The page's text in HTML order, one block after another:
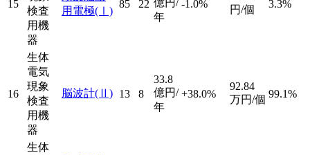
15
検査
用機
器
用電極(Ⅰ)
85 22 億円/
年
-1.0%
円/個
3.3%
16
生体
電気
現象
検査
用機
器
脳波計(Ⅱ) 13 8
33.8
億円/
年
+38.0%
92.84
万円/個 99.1%
生体